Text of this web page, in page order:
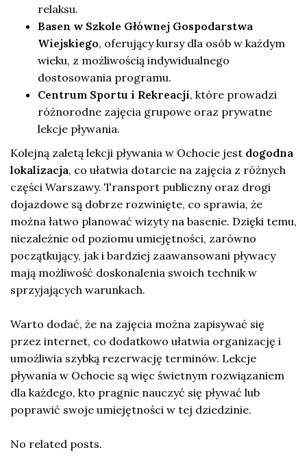
relaksu.
Basen w Szkole Głównej Gospodarstwa
Wiejskiego, oferujący kursy dla osób w każdym
wieku, z możliwością indywidualnego
dostosowania programu.
Centrum Sportu i Rekreacji, które prowadzi
różnorodne zajęcia grupowe oraz prywatne
lekcje pływania.
Kolejną zaletą lekcji pływania w Ochocie jest dogodna
lokalizacja, co ułatwia dotarcie na zajęcia z różnych
części Warszawy. Transport publiczny oraz drogi
dojazdowe są dobrze rozwinięte, co sprawia, że
można łatwo planować wizyty na basenie. Dzięki temu,
niezależnie od poziomu umiejętności, zarówno
początkujący, jak i bardziej zaawansowani pływacy
mają możliwość doskonalenia swoich technik w
sprzyjających warunkach.
Warto dodać, że na zajęcia można zapisywać się
przez internet, co dodatkowo ułatwia organizację i
umożliwia szybką rezerwację terminów. Lekcje
pływania w Ochocie są więc świetnym rozwiązaniem
dla każdego, kto pragnie nauczyć się pływać lub
poprawić swoje umiejętności w tej dziedzinie.
No related posts.